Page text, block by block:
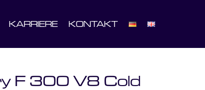
KARRIERE KONTAKT
F 300 V8 Cold